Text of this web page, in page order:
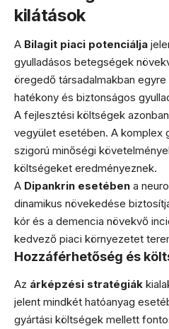
kilátások
A Bilagit piaci potenciálja
gyulladásos betegségek
öregedő társadalmakban
hatékony és biztonságos
A fejlesztési költségek
vegyület esetében. A komplex
szigorú minőségi
költségeket eredményeznek.
A Dipankrin esetében a
dinamikus növekedése
kór és a demencia növekvő
kedvező piaci környezetet
Hozzáférhetőség és
Az árképzési stratégiák
jelent mindkét hatóanyag
gyártási költségek mellett